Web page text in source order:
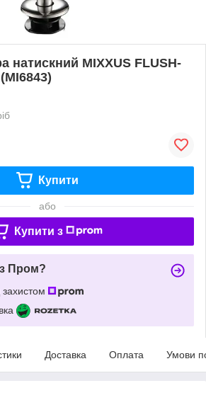
натискний MIXXUS FLUSH-
Купити
або
Купити з
Пром?
Доставка Оплата Умови